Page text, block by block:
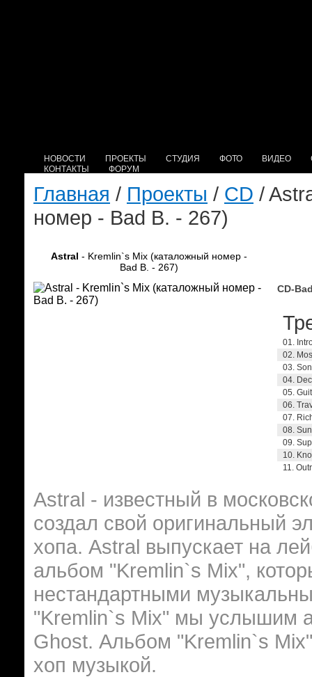
НОВОСТИ ПРОЕКТЫ СТУДИЯ ФОТО ВИДЕО
КОНТАКТЫ
ФОРУМ
Главная / Проекты / CD /
номер - Bad B. - 267)
Astral - Kremlin`s Mix (каталожный номер -
Bad B. - 267)
CD-
01.
02.
03.
04.
05.
06.
07.
08.
09.
10.
11.
Astral - известный в
создал свой оригинальный
хопа. Astral выпускает на
альбом "Kremlin`s Mix",
нестандартными
"Kremlin`s Mix" мы услышим
Ghost. Альбом "Kremlin`s
хоп музыкой.